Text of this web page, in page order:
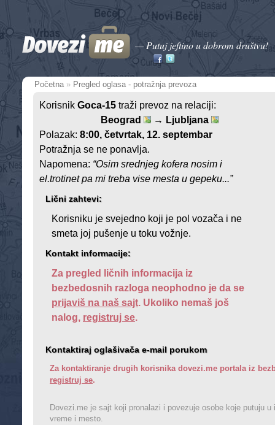
— Putuj jeftino u dobrom društvu!
Početna » Pregled oglasa - potražnja prevoza
Korisnik Goca-15 traži prevoz na relaciji:
Beograd
→ Ljubljana
Polazak: 8:00, četvrtak, 12. septembar
Potražnja se ne ponavlja.
Napomena: “Osim srednjeg kofera nosim i
el.trotinet pa mi treba vise mesta u gepeku...”
Lični zahtevi:
Korisniku je svejedno koji je pol vozača i ne
smeta joj pušenje u toku vožnje.
Kontakt informacije:
Za pregled ličnih informacija iz
bezbedosnih razloga neophodno je da se
prijaviš na naš sajt. Ukoliko nemaš još
nalog, registruj se.
Kontaktiraj oglašivača e-mail porukom
Za kontaktiranje drugih korisnika dovezi.me portala iz
registruj se.
Dovezi.me je sajt koji pronalazi i povezuje osobe koje putuju u
vreme i mesto.